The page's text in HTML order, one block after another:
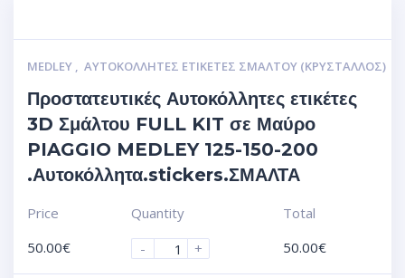
MEDLEY , ΑΥΤΟΚΌΛΛΗΤΕΣ ΕΤΙΚΈΤΕΣ ΣΜΆΛΤΟΥ (ΚΡΥΣΤΑΛΛΟΣ)
Προστατευτικές Αυτοκόλλητες ετικέτες
3D Σμάλτου FULL KIT σε Μαύρο
PIAGGIO MEDLEY 125-150-200
.Αυτοκόλλητα.stickers.ΣΜΑΛΤΑ
Price
50.00€
Quantity
-
+
Total
50.00€